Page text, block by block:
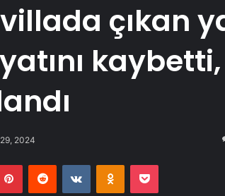
çıkan
2024
PinterestReddit VKontakteOdnoklassniki
Pocket